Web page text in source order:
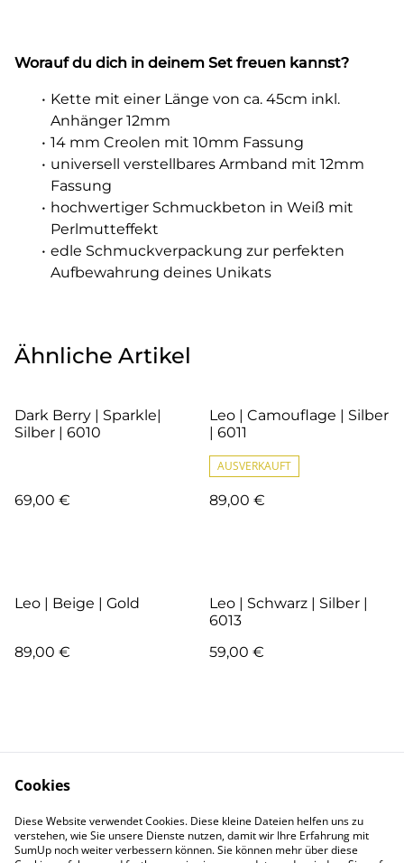
Worauf du dich in deinem Set freuen kannst?
Kette mit einer Länge von ca. 45cm inkl.
Anhänger 12mm
14 mm Creolen mit 10mm Fassung
universell verstellbares Armband mit 12mm
Fassung
hochwertiger Schmuckbeton in Weiß mit
Perlmutteffekt
edle Schmuckverpackung zur perfekten
Aufbewahrung deines Unikats
Ähnliche Artikel
Dark Berry | Sparkle|
Silber | 6010
69,00 €
Leo | Camouflage | Silber
| 6011
AUSVERKAUFT
89,00 €
Leo | Beige | Gold
89,00 €
Leo | Schwarz | Silber |
6013
59,00 €
Kontakt
Pflege
AGB
Versand & Lieferung
Cookies
Diese Website verwendet Cookies. Diese kleine Dateien helfen uns zu
verstehen, wie Sie unsere Dienste nutzen, damit wir Ihre Erfahrung mit
SumUp noch weiter verbessern können. Sie können mehr über diese